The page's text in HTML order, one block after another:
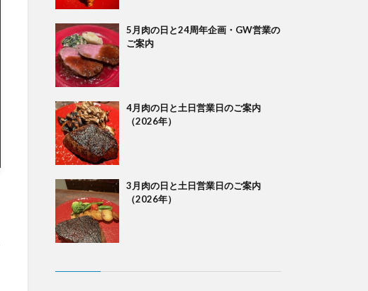
5月肉の日と24周年企画・GW営業の
ご案内
4月肉の日と土日営業日のご案内
（2026年）
3月肉の日と土日営業日のご案内
（2026年）